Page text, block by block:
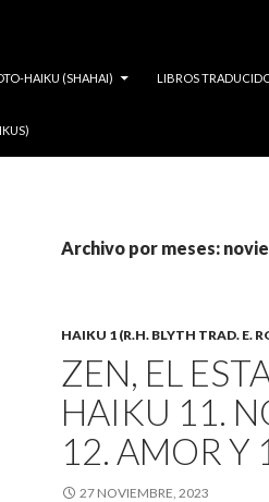
HAIKU (SHAHAI) LIBROS
Archivo por meses:
HAIKU 1 (R.H. BLYTH TRAD. E.
ZEN, EL
HAIKU 11.
12. AMOR Y
27 NOVIEMBRE, 2023